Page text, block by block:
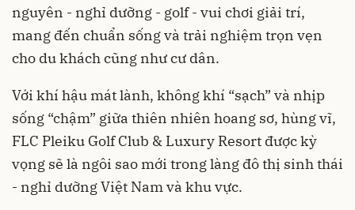
nguyên - nghỉ dưỡng - golf - vui chơi giải trí,
mang đến chuẩn sống và trải nghiệm trọn vẹn
cho du khách cũng như cư dân.
Với khí hậu mát lành, không khí “sạch” và nhịp
sống “chậm” giữa thiên nhiên hoang sơ, hùng vĩ,
FLC Pleiku Golf Club & Luxury Resort được kỳ
vọng sẽ là ngôi sao mới trong làng đô thị sinh thái
- nghỉ dưỡng Việt Nam và khu vực.